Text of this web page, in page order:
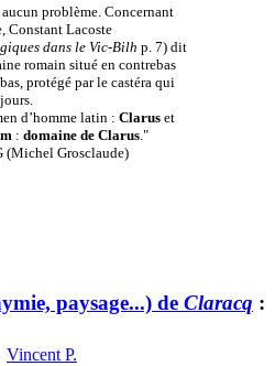
problème. Concernant
Constant Lacoste
dans le Vic-Bilh p. 7) dit
romain situé en contrebas
protégé par le castéra qui
d’homme latin : Claruset
: domaine de Clarus."
(Michel Grosclaude)
paysage...) de Claracq :
Vincent P.